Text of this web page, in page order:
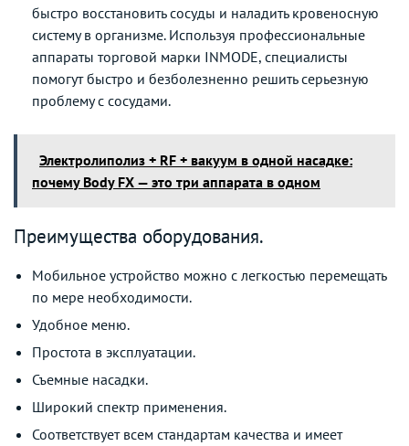
быстро восстановить сосуды и наладить кровеносную
систему в организме. Используя профессиональные
аппараты торговой марки INMODE, специалисты
помогут быстро и безболезненно решить серьезную
проблему с сосудами.
Электролиполиз + RF + вакуум в одной насадке:
почему Body FX — это три аппарата в одном
Преимущества оборудования.
Мобильное устройство можно с легкостью перемещать
по мере необходимости.
Удобное меню.
Простота в эксплуатации.
Съемные насадки.
Широкий спектр применения.
Соответствует всем стандартам качества и имеет